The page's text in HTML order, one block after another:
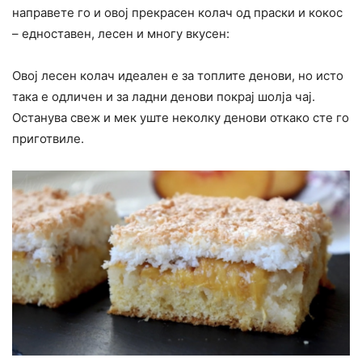
направете го и овој прекрасен колач од праски и кокос
– едноставен, лесен и многу вкусен:
Овој лесен колач идеален е за топлите денови, но исто
така е одличен и за ладни денови покрај шолја чај.
Останува свеж и мек уште неколку денови откако сте го
приготвиле.